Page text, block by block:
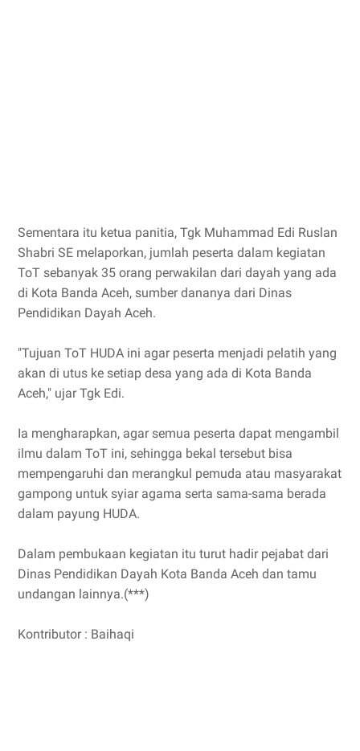
Sementara itu ketua panitia, Tgk Muhammad Edi Ruslan
Shabri SE melaporkan, jumlah peserta dalam kegiatan
ToT sebanyak 35 orang perwakilan dari dayah yang ada
di Kota Banda Aceh, sumber dananya dari Dinas
Pendidikan Dayah Aceh.
"Tujuan ToT HUDA ini agar peserta menjadi pelatih yang
akan di utus ke setiap desa yang ada di Kota Banda
Aceh," ujar Tgk Edi.
Ia mengharapkan, agar semua peserta dapat mengambil
ilmu dalam ToT ini, sehingga bekal tersebut bisa
mempengaruhi dan merangkul pemuda atau masyarakat
gampong untuk syiar agama serta sama-sama berada
dalam payung HUDA.
Dalam pembukaan kegiatan itu turut hadir pejabat dari
Dinas Pendidikan Dayah Kota Banda Aceh dan tamu
undangan lainnya.(***)
Kontributor : Baihaqi